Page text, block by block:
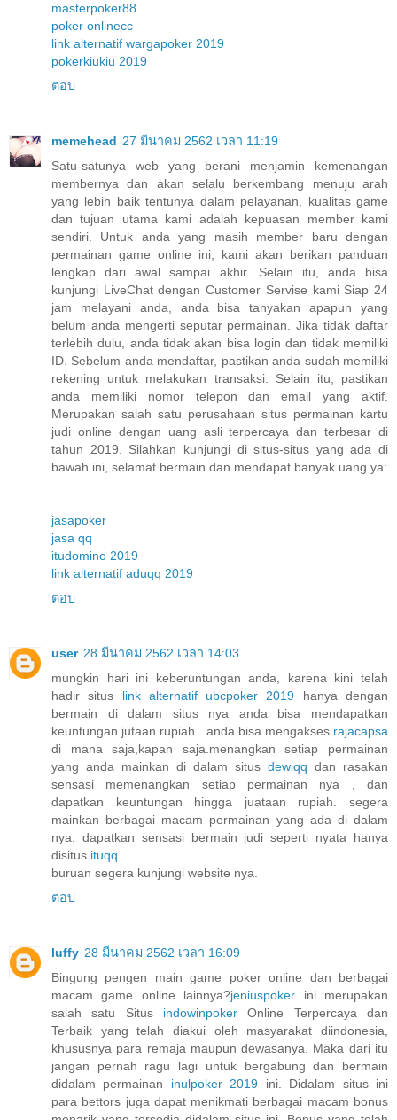
masterpoker88
poker onlinecc
link alternatif wargapoker 2019
pokerkiukiu 2019
ตอบ
memehead 27 มีนาคม 2562 เวลา 11:19
Satu-satunya web yang berani menjamin kemenangan
membernya dan akan selalu berkembang menuju arah
yang lebih baik tentunya dalam pelayanan, kualitas game
dan tujuan utama kami adalah kepuasan member kami
sendiri. Untuk anda yang masih member baru dengan
permainan game online ini, kami akan berikan panduan
lengkap dari awal sampai akhir. Selain itu, anda bisa
kunjungi LiveChat dengan Customer Servise kami Siap 24
jam melayani anda, anda bisa tanyakan apapun yang
belum anda mengerti seputar permainan. Jika tidak daftar
terlebih dulu, anda tidak akan bisa login dan tidak memiliki
ID. Sebelum anda mendaftar, pastikan anda sudah memiliki
rekening untuk melakukan transaksi. Selain itu, pastikan
anda memiliki nomor telepon dan email yang aktif.
Merupakan salah satu perusahaan situs permainan kartu
judi online dengan uang asli terpercaya dan terbesar di
tahun 2019. Silahkan kunjungi di situs-situs yang ada di
bawah ini, selamat bermain dan mendapat banyak uang ya:
jasapoker
jasa qq
itudomino 2019
link alternatif aduqq 2019
ตอบ
user 28 มีนาคม 2562 เวลา 14:03
mungkin hari ini keberuntungan anda, karena kini telah
hadir situs link alternatif ubcpoker 2019 hanya dengan
bermain di dalam situs nya anda bisa mendapatkan
keuntungan jutaan rupiah . anda bisa mengakses rajacapsa
di mana saja,kapan saja.menangkan setiap permainan
yang anda mainkan di dalam situs dewiqq dan rasakan
sensasi memenangkan setiap permainan nya , dan
dapatkan keuntungan hingga juataan rupiah. segera
mainkan berbagai macam permainan yang ada di dalam
nya. dapatkan sensasi bermain judi seperti nyata hanya
disitus ituqq
buruan segera kunjungi website nya.
ตอบ
luffy 28 มีนาคม 2562 เวลา 16:09
Bingung pengen main game poker online dan berbagai
macam game online lainnya?jeniuspoker ini merupakan
salah satu Situs indowinpoker Online Terpercaya dan
Terbaik yang telah diakui oleh masyarakat diindonesia,
khususnya para remaja maupun dewasanya. Maka dari itu
jangan pernah ragu lagi untuk bergabung dan bermain
didalam permainan inulpoker 2019 ini. Didalam situs ini
para bettors juga dapat menikmati berbagai macam bonus